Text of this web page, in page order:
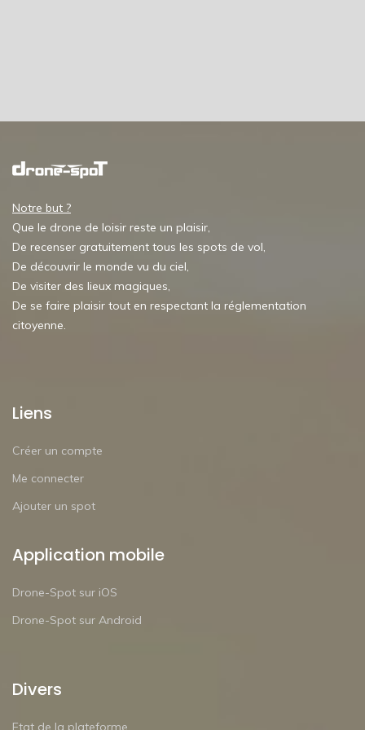
Notre but ?
Que le drone de loisir reste un plaisir,
De recenser gratuitement tous les spots de vol,
De découvrir le monde vu du ciel,
De visiter des lieux magiques,
De se faire plaisir tout en respectant la réglementation
citoyenne.
Liens
Créer un compte
Me connecter
Ajouter un spot
Application mobile
Drone-Spot sur iOS
Drone-Spot sur Android
Divers
Etat de la plateforme